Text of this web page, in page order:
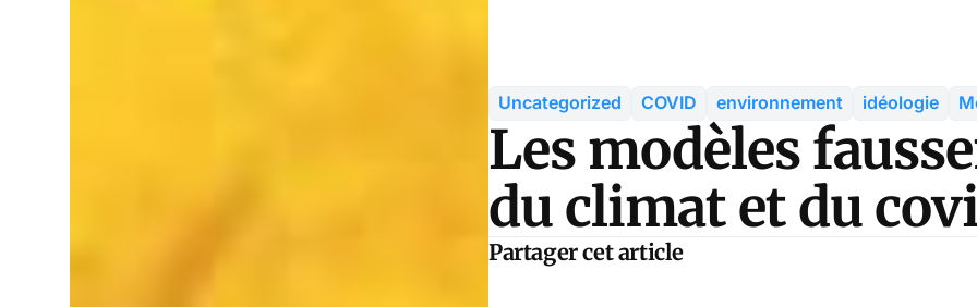
Uncategorized COVID environnement idéologie
Les modèles
du climat et du
Partager cet article